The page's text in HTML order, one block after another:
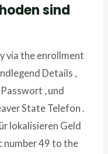
sind
via the enrollment
Details ,
, und
State Telefon .
lokalisieren Geld
number 49 to the